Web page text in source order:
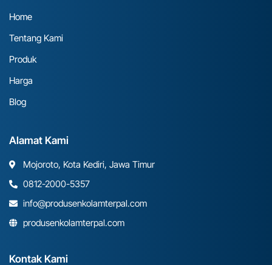
Home
Tentang Kami
Produk
Harga
Blog
Alamat Kami
Mojoroto, Kota Kediri, Jawa Timur
0812-2000-5357
info@produsenkolamterpal.com
produsenkolamterpal.com
Kontak Kami